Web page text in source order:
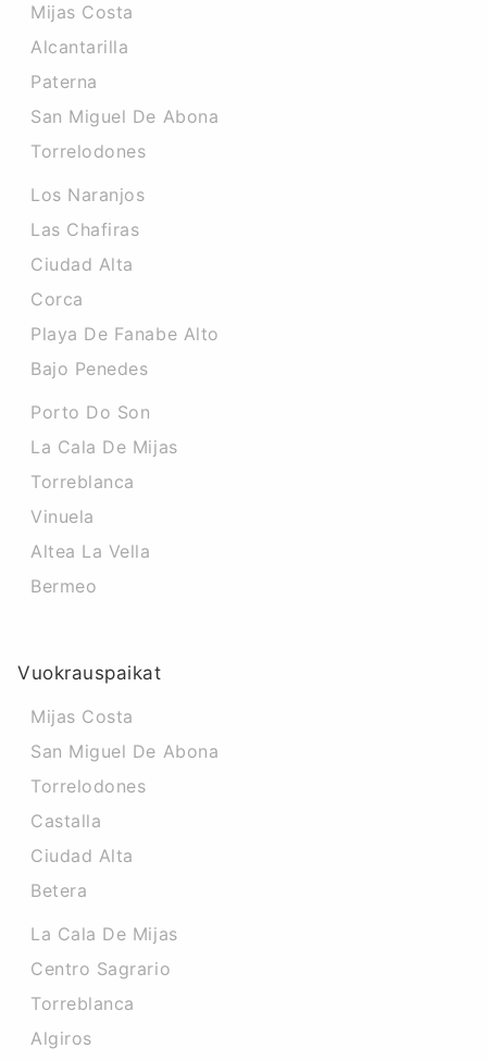
Mijas Costa
Alcantarilla
Paterna
San Miguel De Abona
Torrelodones
Los Naranjos
Las Chafiras
Ciudad Alta
Corca
Playa De Fanabe Alto
Bajo Penedes
Porto Do Son
La Cala De Mijas
Torreblanca
Vinuela
Altea La Vella
Bermeo
Vuokrauspaikat
Mijas Costa
San Miguel De Abona
Torrelodones
Castalla
Ciudad Alta
Betera
La Cala De Mijas
Centro Sagrario
Torreblanca
Algiros